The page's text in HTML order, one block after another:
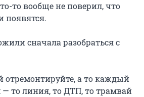
то вообще не поверил, что
появятся.
сначала разобраться с
отремонтируйте, а то каждый
— то линия, то ДТП, то трамвай